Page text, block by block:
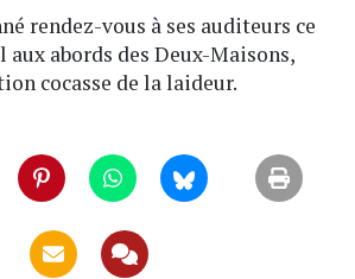
rendez-vous à ses auditeurs ce
abords des Deux-Maisons,
cocasse de la laideur.